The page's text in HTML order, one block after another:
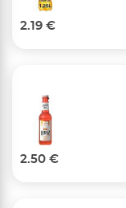
2.19 €
2.50 €